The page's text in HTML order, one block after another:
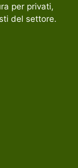
per privati,
del settore.